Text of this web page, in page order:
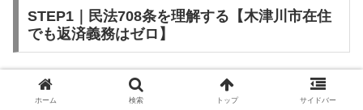
STEP1｜民法708条を理解する【木津川市在住
でも返済義務はゼロ】
ソフト闇金を含む闇金との金銭消費貸借契約は、公序良俗
ホーム 検索 トップ サイドバー